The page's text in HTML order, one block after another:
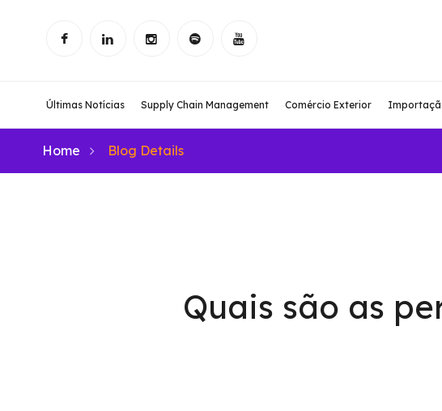
Últimas Notícias Supply Chain Management Comércio Exterior
Home Blog Details
Quais são as